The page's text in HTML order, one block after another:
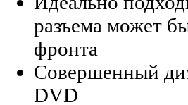
разъема может
фронта
Совершенный
DVD